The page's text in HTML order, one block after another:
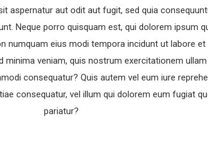
aspernatur aut odit aut fugit, sed quia
Neque porro quisquam est, qui dolorem ipsum
numquam eius modi tempora incidunt ut labore
minima veniam, quis nostrum exercitationem
consequatur? Quis autem vel eum iure
consequatur, vel illum qui dolorem eum fugiat
pariatur?